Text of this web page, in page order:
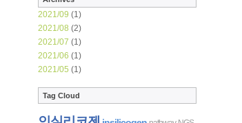
2021/09 (1)
2021/08 (2)
2021/07 (1)
2021/06 (1)
2021/05 (1)
Tag Cloud